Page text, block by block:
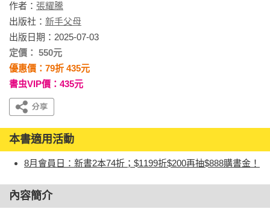
作者： 張耀騰
出版社： 新手父母
出版日期：2025-07-03
定價： 550元
優惠價：79折 435元
書虫VIP價：435元
本書適用活動
8月會員日：新書2本74折；$1199折$200再抽$888購書金！
內容簡介